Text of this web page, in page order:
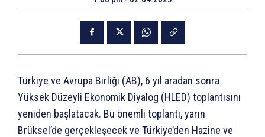
Türkiye ve Avrupa Birliği (AB), 6 yıl aradan sonra
Yüksek Düzeyli Ekonomik Diyalog (HLED) toplantısını
yeniden başlatacak. Bu önemli toplantı, yarın
Brüksel’de gerçekleşecek ve Türkiye’den Hazine ve